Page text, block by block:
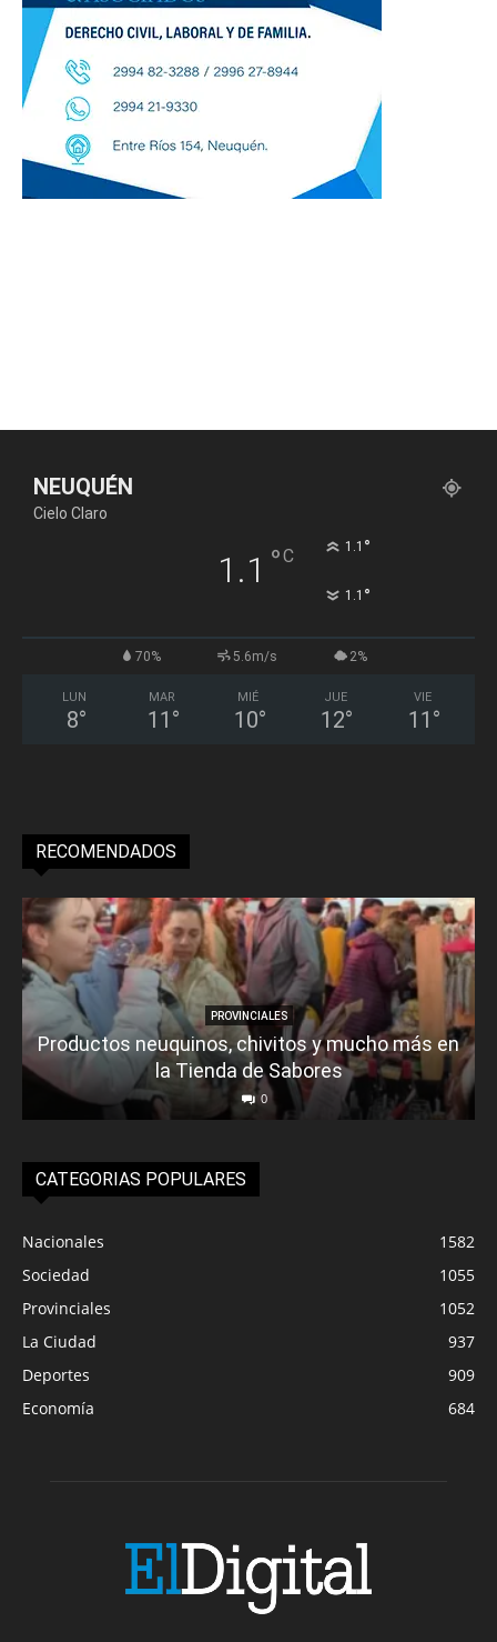
NEUQUÉN
Cielo Claro
1.1 °C 1.1 °
1.1 °
70% 5.6m/s 2%
LUN
8°
MAR
11 °
MIÉ
10°
JUE
12°
VIE
11 °
RECOMENDADOS
PROVINCIALES
Productos neuquinos, chivitos y mucho más en
la Tienda de Sabores
0
CATEGORIAS POPULARES
Nacionales
1582
Sociedad
1055
Provinciales
1052
La Ciudad
937
Deportes
909
Economía
684